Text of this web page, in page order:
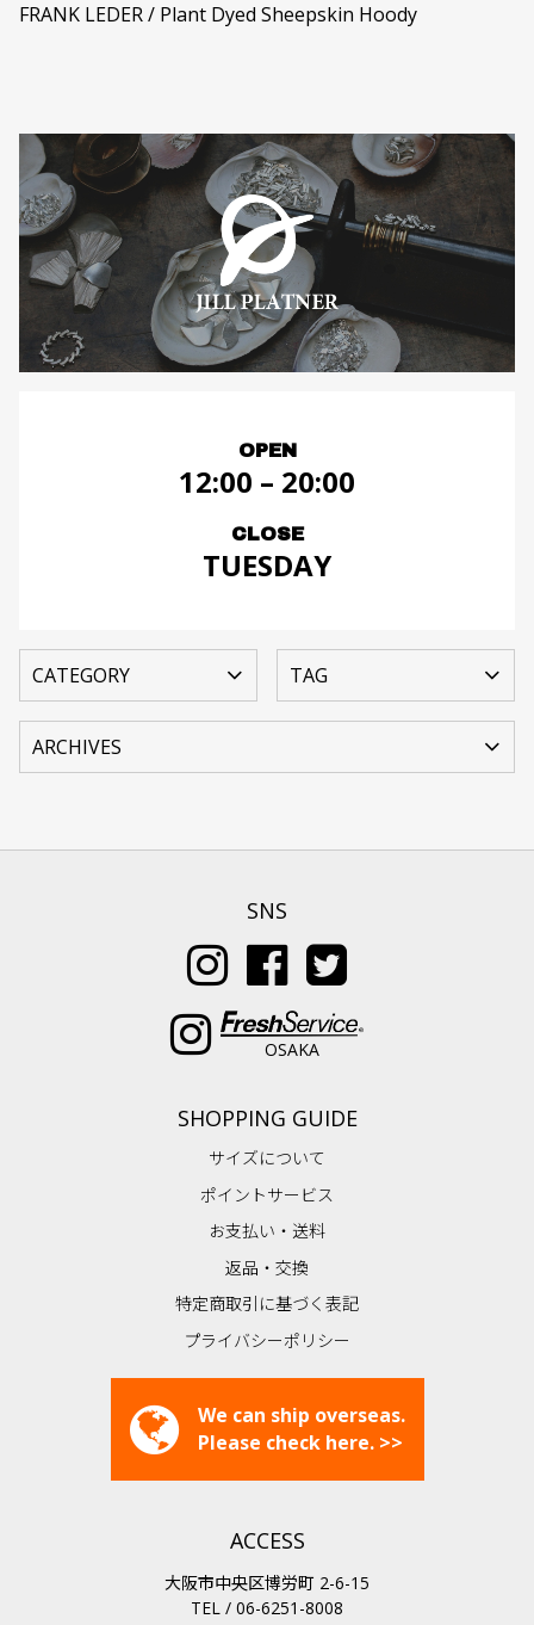
FRANK LEDER / Plant Dyed Sheepskin Hoody
OPEN
12:00 – 20:00
CLOSE
TUESDAY
SNS
OSAKA
SHOPPING GUIDE
サイズについて
ポイントサービス
お支払い・送料
返品・交換
特定商取引に基づく表記
プライバシーポリシー
We can ship overseas.
Please check here. >>
ACCESS
大阪市中央区博労町 2-6-15
TEL / 06-6251-8008